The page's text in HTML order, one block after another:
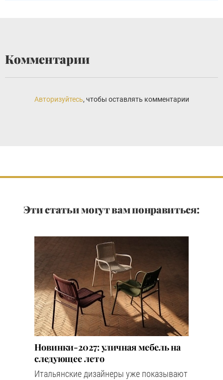
Комментарии
Авторизуйтесь, чтобы оставлять комментарии
Эти статьи могут вам понравиться:
Новинки-2027: уличная мебель на
следующее лето
Итальянские дизайнеры уже показывают